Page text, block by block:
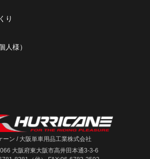
り
人様）
ーン / 大阪単車用品工業株式会社
大阪府東大阪市高井田本通3-3-6